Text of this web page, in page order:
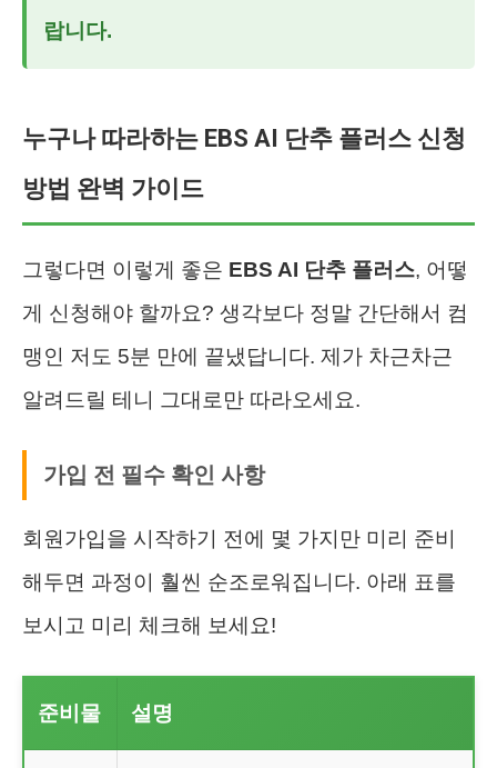
랍니다.
누구나 따라하는 EBS AI 단추 플러스 신청
방법 완벽 가이드
그렇다면 이렇게 좋은 EBS AI 단추 플러스, 어떻
게 신청해야 할까요? 생각보다 정말 간단해서 컴
맹인 저도 5분 만에 끝냈답니다. 제가 차근차근
알려드릴 테니 그대로만 따라오세요.
가입 전 필수 확인 사항
회원가입을 시작하기 전에 몇 가지만 미리 준비
해두면 과정이 훨씬 순조로워집니다. 아래 표를
보시고 미리 체크해 보세요!
준비물 설명